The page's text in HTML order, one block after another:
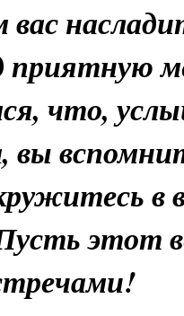
приятную
что,
вы
в
этот